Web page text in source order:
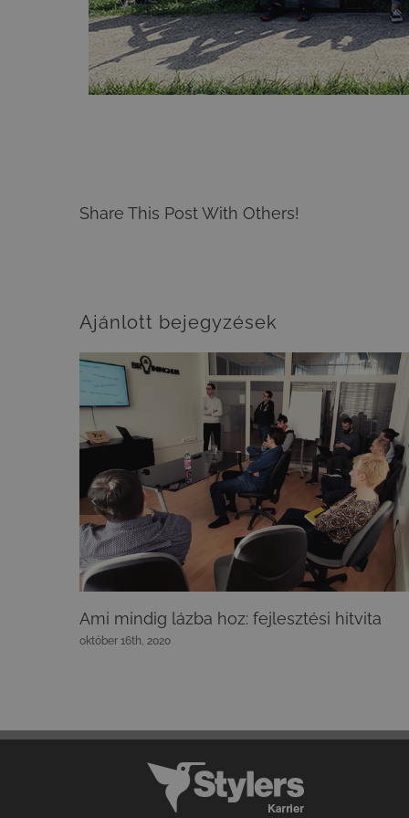
Share This Post With Others!
Ajánlott bejegyzések
Ami mindig lázba hoz: fejlesztési hitvita
október 16th, 2020